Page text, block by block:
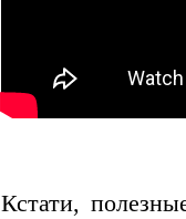
Кстати,